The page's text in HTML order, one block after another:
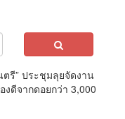
รี” ประชุมลุยจัดงาน
ดีจากดอยกว่า 3,000